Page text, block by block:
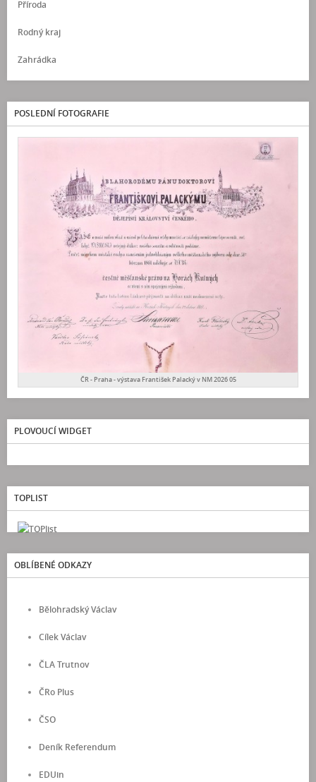
Příroda
Rodný kraj
Zahrádka
POSLEDNÍ FOTOGRAFIE
ČR - Praha - výstava František Palacký v NM 2026 05
PLOVOUCÍ WIDGET
TOPLIST
OBLÍBENÉ ODKAZY
Bělohradský Václav
Cílek Václav
ČLA Trutnov
ČRo Plus
ČSO
Deník Referendum
EDUin